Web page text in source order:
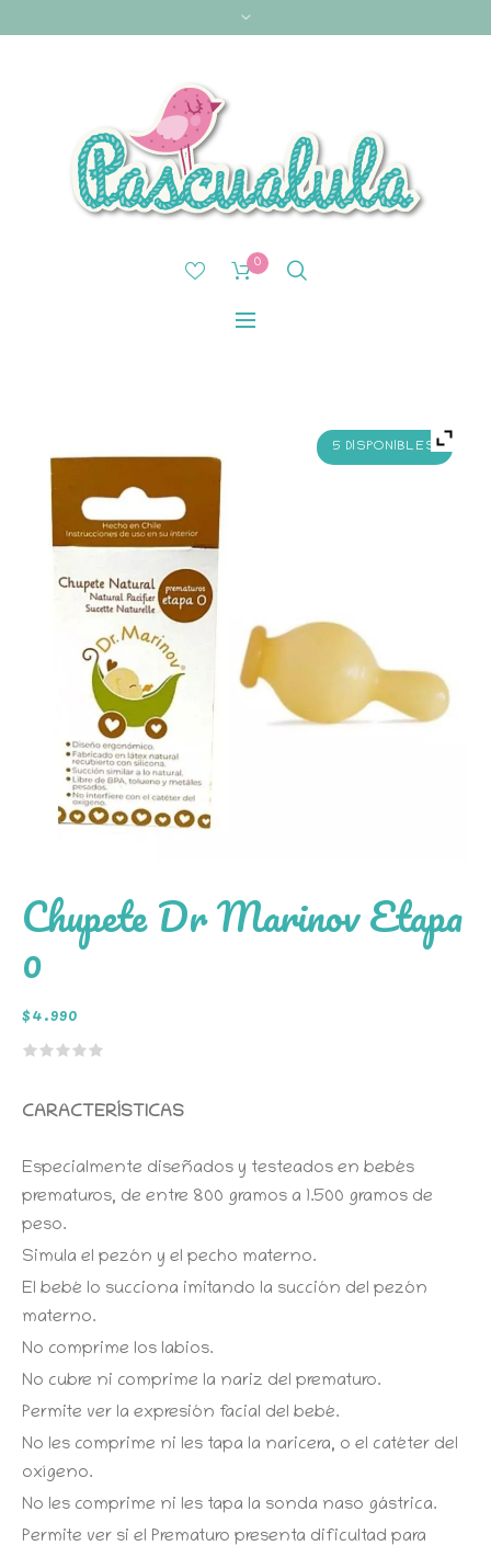
0
5 DISPONIBLES
Chupete Dr Marinov Etapa
0
$4.990
CARACTERÍSTICAS
Especialmente diseñados y testeados en bebés
prematuros, de entre 800 gramos a 1.500 gramos de
peso.
Simula el pezón y el pecho materno.
El bebé lo succiona imitando la succión del pezón
materno.
No comprime los labios.
No cubre ni comprime la nariz del prematuro.
Permite ver la expresión facial del bebé.
No les comprime ni les tapa la naricera, o el catéter del
oxígeno.
No les comprime ni les tapa la sonda naso gástrica.
Permite ver si el Prematuro presenta dificultad para